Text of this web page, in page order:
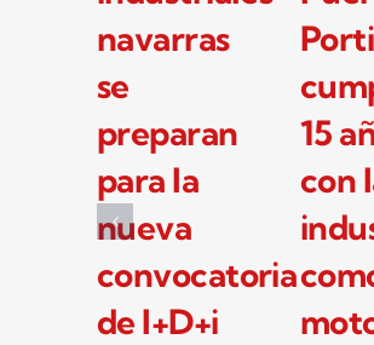
navarras
se
preparan
para la
nueva
convocatoria
de I+D+i
15
con